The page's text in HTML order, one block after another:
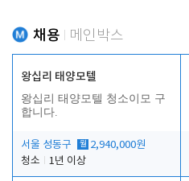
채용 메인박스
왕십리 태양모텔
왕십리 태양모텔 청소이모 구
합니다.
서울 성동구 월 2,940,000원
청소
1년 이상